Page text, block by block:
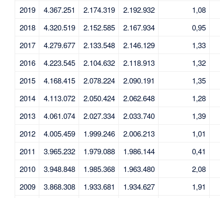
2019
4.367.251 2.174.319 2.192.932
1,08
2018
4.320.519 2.152.585 2.167.934
0,95
2017
4.279.677 2.133.548 2.146.129
1,33
2016
4.223.545 2.104.632 2.118.913
1,32
2015
4.168.415 2.078.224 2.090.191
1,35
2014
4.113.072 2.050.424 2.062.648
1,28
2013
4.061.074 2.027.334 2.033.740
1,39
2012
4.005.459 1.999.246 2.006.213
1,01
2011
3.965.232 1.979.088 1.986.144
0,41
2010
3.948.848 1.985.368 1.963.480
2,08
2009
3.868.308 1.933.681 1.934.627
1,91